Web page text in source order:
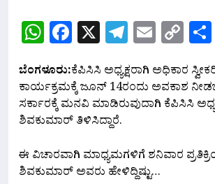
WhatsApp
Facebook
X Telegram
Email
ಬೆಂಗಳೂರು:ಕೆಪಿಸಿಸಿ ಅಧ್ಯಕ್ಷರಾಗಿ ಅಧಿಕಾರ
ಕಾರ್ಯಕ್ರಮಕ್ಕೆ ಜೂನ್ 14ರಂದು ಅವಕಾಶ
ಸರ್ಕಾರಕ್ಕೆ ಮನವಿ ಮಾಡಿರುವುದಾಗಿ ಕೆಪಿಸಿಸಿ
ಶಿವಕುಮಾರ್ ತಿಳಿಸಿದ್ದಾರೆ.
ಈ ವಿಚಾರವಾಗಿ ಮಾಧ್ಯಮಗಳಿಗೆ ಶನಿವಾರ
ಶಿವಕುಮಾರ್ ಅವರು ಹೇಳಿದ್ದಿಷ್ಟು…